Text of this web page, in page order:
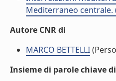
Mediterraneo centrale.
Autore CNR di
MARCO BETTELLI
Insieme di parole chiave di